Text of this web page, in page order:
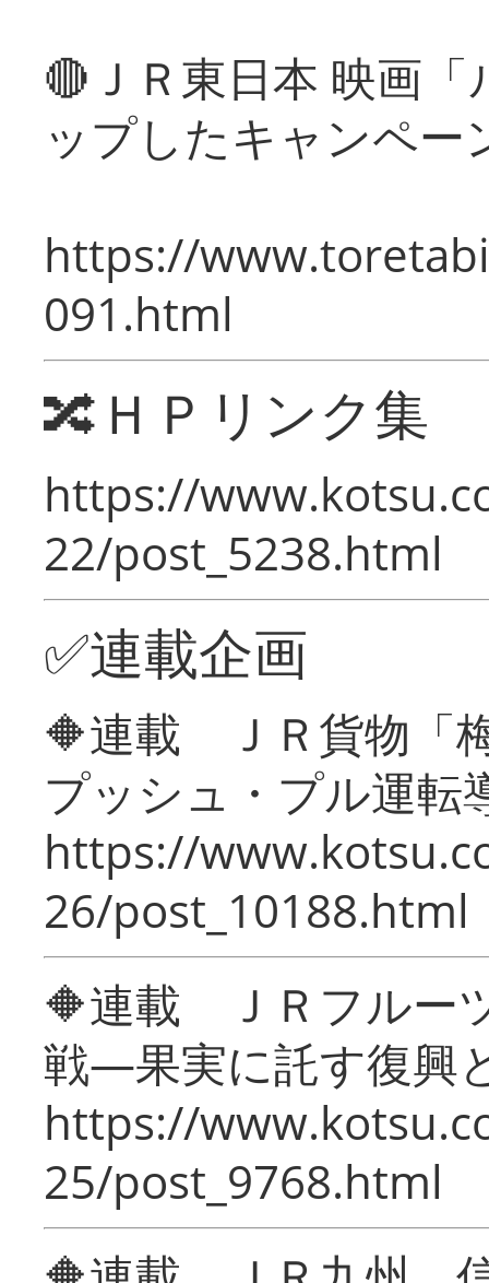
🔴ＪＲ東日本 映画
ップしたキャンペー
https://
091.html
🔀ＨＰリンク集
https://
22/post_5238.html
✅連載企画
🔶連載 ＪＲ貨物「
プッシュ・プル運転
https://
26/post_10188.html
🔶連載 ＪＲフルー
戦―果実に託す復興
https://
25/post_9768.html